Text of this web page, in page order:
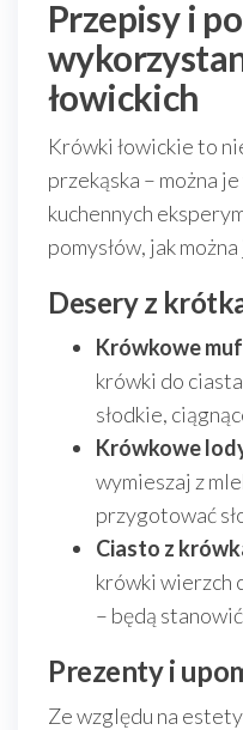
Przepisy i
łowickich
Krówki łowickie to
przekąska – można
kuchennych
pomysłów, jak
Desery z
Krówkowe
krówki do
słodkie,
Krówkowe
wymieszaj z
przygotować
Ciasto z
krówki wierzch
– będą
Prezenty i
Ze względu na